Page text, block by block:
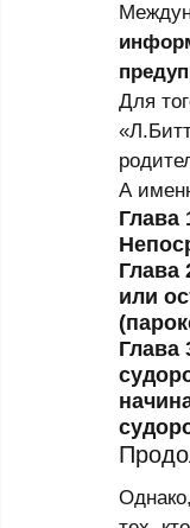
Для
А
Глава
Глава
или
Глава